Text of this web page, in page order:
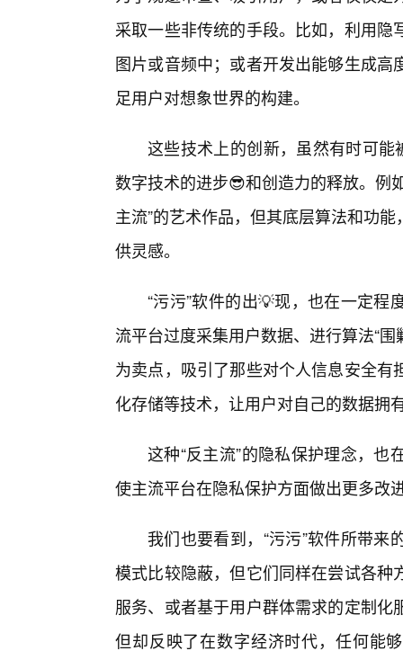
采取一些非传统的手段。比如，利用
图片或音频中；或者开发出能够生成
足用户对想象世界的构建。
这些技术上的创新，虽然有时可能
数字技术的进步😎和创造力的释放。例
主流”的艺术作品，但其底层算法和功
供灵感。
“污污”软件的出💡现，也在一定
流平台过度采集用户数据、进行算法“
为卖点，吸引了那些对个人信息安全
化存储等技术，让用户对自己的数据拥
这种“反主流”的隐私保护理念，
使主流平台在隐私保护方面做出更多改
我们也要看到，“污污”软件所带
模式比较隐蔽，但它们同样在尝试各
服务、或者基于用户群体需求的定制
但却反映了在数字经济时代，任何能